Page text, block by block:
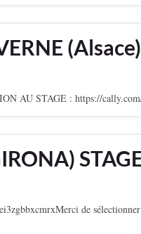
AU STAGE : https://
de